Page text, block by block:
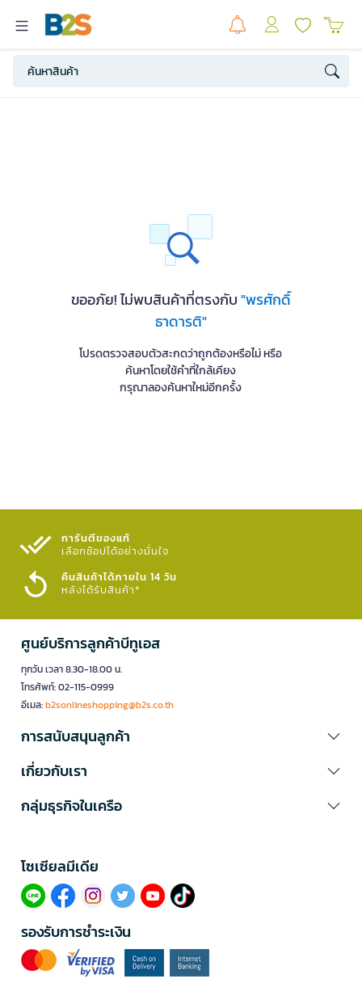
ขออภัย! ไม่พบสินค้าที่ตรงกับ"พรศักดิ์
ธาดารติ"
โปรดตรวจสอบตัวสะกดว่าถูกต้องหรือไม่ หรือ
ค้นหาโดยใช้คำที่ใกล้เคียง
กรุณาลองค้นหาใหม่อีกครั้ง
การันตีของแท้
เลือกช้อปได้อย่างมั่นใจ​
คืนสินค้าได้ภายใน 14 วัน
หลังได้รับสินค้า*
ศูนย์บริการลูกค้าบีทูเอส
ทุกวัน เวลา 8.30-18.00 น.
โทรศัพท์: 02-115-0999
อีเมล:b2sonlineshopping@b2s.co.th
การสนับสนุนลูกค้า
เกี่ยวกับเรา
กลุ่มธุรกิจในเครือ
โซเซียลมีเดีย​
รองรับการชำระเงิน